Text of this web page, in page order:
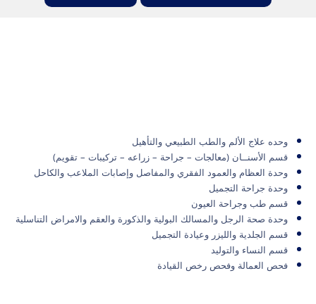
وحده علاج الألم والطب الطبيعي والتأهيل
قسم الأسنــان (معالجات – جراحة – زراعه – تركيبات – تقويم)
وحدة العظام والعمود الفقري والمفاصل وإصابات الملاعب والكاحل
وحدة جراحة التجميل
قسم طب وجراحة العيون
وحدة صحة الرجل والمسالك البولية والذكورة والعقم والامراض التناسلية
قسم الجلدية والليزر وعيادة التجميل
قسم النساء والتوليد
فحص العمالة وفحص رخص القيادة